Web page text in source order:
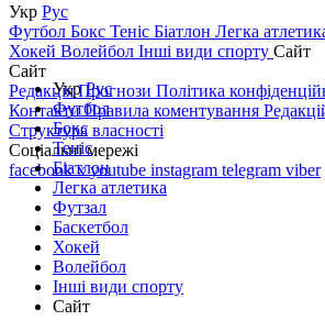
Укр Рус
Футбол Бокс Теніс Біатлон Легка
Хокей Волейбол Інші види спорту Сайт
Сайт
РедакціяПрогнози Політика
КонтактиПравила коментування
Структура власності
Соціальні мережі
facebookxyoutube instagram telegram viber
УкрРус
Футбол
Бокс
Теніс
Біатлон
Легка атлетика
Футзал
Баскетбол
Хокей
Волейбол
Інші види спорту
Сайт